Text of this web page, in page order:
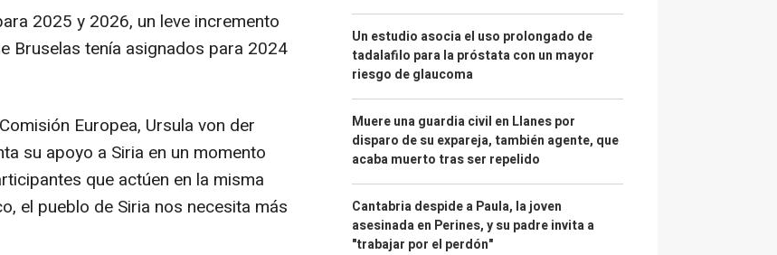
2025 y 2026, un leve incremento
Bruselas tenía asignados para 2024
Europea, Ursula von der
su apoyo a Siria en un momento
que actúen en la misma
el pueblo de Siria nos necesita más
Un estudio asocia el uso prolongado de
tadalafilo para la próstata con un mayor
riesgo de glaucoma
Muere una guardia civil en Llanes por
disparo de su expareja, también agente, que
acaba muerto tras ser repelido
Cantabria despide a Paula, la joven
asesinada en Perines, y su padre invita a
"trabajar por el perdón"